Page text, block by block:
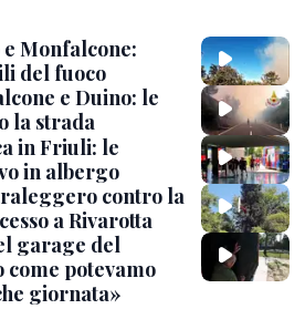
Monfalcone:
del fuoco
e Duino: le
la strada
in Friuli: le
in albergo
contro la
a Rivarotta
garage del
come potevamo
giornata»